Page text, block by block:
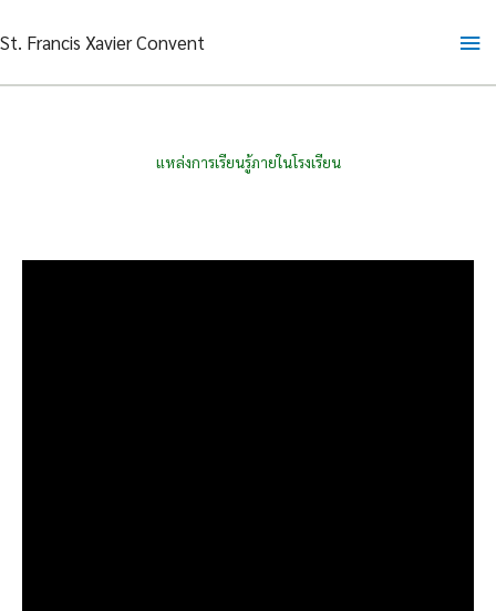
to
St. Francis Xavier Convent
แหล่งการเรียนรู้ภายในโรงเรียน